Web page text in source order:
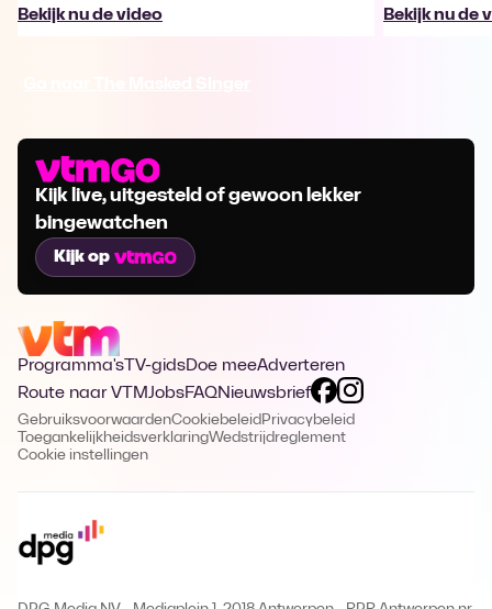
Bekijk nu de video Bekijk nu de
Kijk live, uitgesteld of gewoon lekker
bingewatchen
Kijk op
Programma's TV-gidsDoe meeAdverteren
Route naar VTMJobsFAQNieuwsbrief
GebruiksvoorwaardenCookiebeleid Privacybeleid
ToegankelijkheidsverklaringWedstrijdreglement
Cookie instellingen